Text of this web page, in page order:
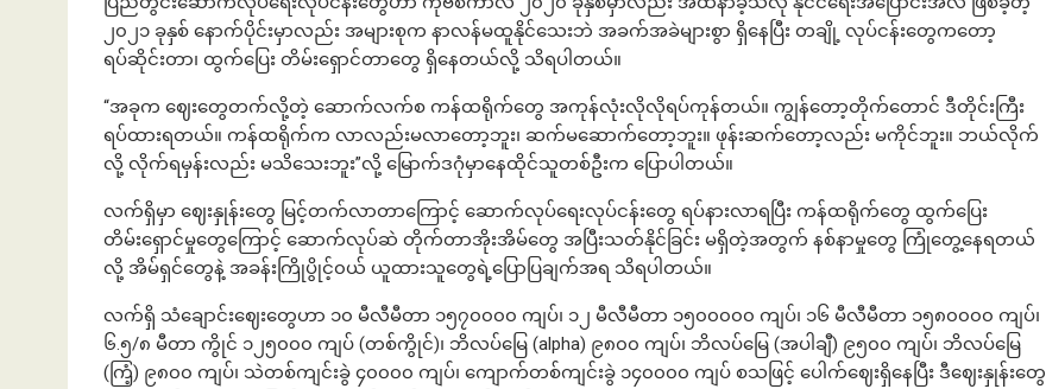
၂၀၂၁ ခုနှစ် နောက်ပိုင်းမှာလည်း အများစုက နာလန်မထူနိုင်သေးဘဲ အခက်အခဲများစွာ ရှိနေပြီး တချို့ လုပ်ငန်းတွေကတော့
ရပ်ဆိုင်းတာ၊ ထွက်ပြေး တိမ်းရှောင်တာတွေ ရှိနေတယ်လို့ သိရပါတယ်။
“အခုက ဈေးတွေတက်လို့တဲ့ ဆောက်လက်စ ကန်ထရိုက်တွေ အကုန်လုံးလိုလိုရပ်ကုန်တယ်။ ကျွန်တော့တိုက်တောင် ဒီတိုင်းကြီး
ရပ်ထားရတယ်။ ကန်ထရိုက်က လာလည်းမလာတော့ဘူး၊ ဆက်မဆောက်တော့ဘူး။ ဖုန်းဆက်တော့လည်း မကိုင်ဘူး။ ဘယ်လိုက်
လို့ လိုက်ရမှန်းလည်း မသိသေးဘူး”လို့ မြောက်ဒဂုံမှာနေထိုင်သူတစ်ဦးက ပြောပါတယ်။
လက်ရှိမှာ ဈေးနှုန်းတွေ မြင့်တက်လာတာကြောင့် ဆောက်လုပ်ရေးလုပ်ငန်းတွေ ရပ်နားလာရပြီး ကန်ထရိုက်တွေ ထွက်ပြေး
တိမ်းရှောင်မှုတွေကြောင့် ဆောက်လုပ်ဆဲ တိုက်တာအိုးအိမ်တွေ အပြီးသတ်နိုင်ခြင်း မရှိတဲ့အတွက် နစ်နာမှုတွေ ကြုံတွေ့နေရတယ်
လို့ အိမ်ရှင်တွေနဲ့ အခန်းကြိုပွိုင့်၀ယ် ယူထားသူတွေရဲ့ပြောပြချက်အရ သိရပါတယ်။
လက်ရှိ သံချောင်းဈေးတွေဟာ ၁၀ မီလီမီတာ ၁၅၇၀၀၀၀ ကျပ်၊ ၁၂ မီလီမီတာ ၁၅၀၀၀၀၀ ကျပ်၊ ၁၆ မီလီမီတာ ၁၅၈၀၀၀၀ ကျပ်၊
၆.၅/၈ မီတာ ကွိုင် ၁၂၅၀၀၀ ကျပ် (တစ်ကွိုင်)၊ ဘိလပ်မြေ (alpha) ၉၈၀၀ ကျပ်၊ ဘိလပ်မြေ (အပါချီ) ၉၅၀၀ ကျပ်၊ ဘိလပ်မြေ
(ကြံ့) ၉၈၀၀ ကျပ်၊ သဲတစ်ကျင်းခွဲ ၄၀၀၀၀ ကျပ်၊ ကျောက်တစ်ကျင်းခွဲ ၁၄၀၀၀၀ ကျပ် စသဖြင့် ပေါက်ဈေးရှိနေပြီး ဒီဈေးနှုန်းတွေ